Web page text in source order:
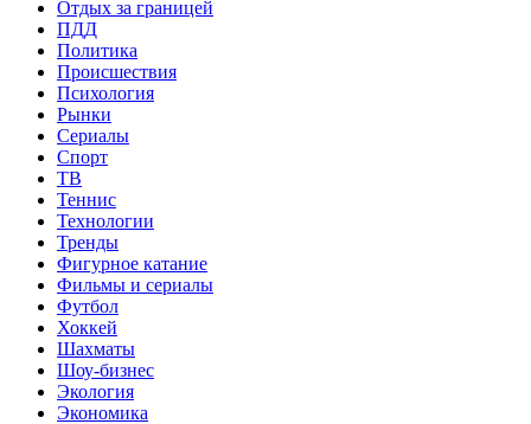
Отдых за границей
ПДД
Политика
Происшествия
Психология
Рынки
Сериалы
Спорт
ТВ
Теннис
Технологии
Тренды
Фигурное катание
Фильмы и сериалы
Футбол
Хоккей
Шахматы
Шоу-бизнес
Экология
Экономика